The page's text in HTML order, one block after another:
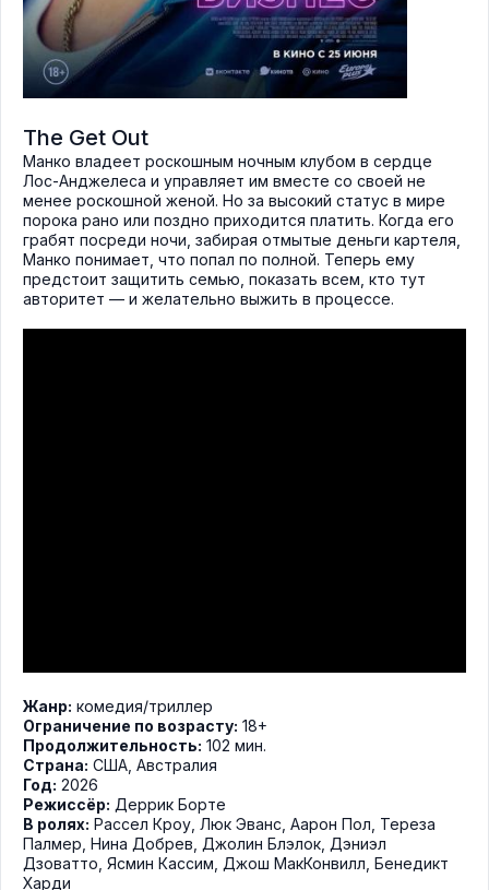
The Get Out
Манко владеет роскошным ночным клубом в сердце
Лос-Анджелеса и управляет им вместе со своей не
менее роскошной женой. Но за высокий статус в мире
порока рано или поздно приходится платить. Когда его
грабят посреди ночи, забирая отмытые деньги картеля,
Манко понимает, что попал по полной. Теперь ему
предстоит защитить семью, показать всем, кто тут
авторитет — и желательно выжить в процессе.
Жанр: комедия/триллер
Ограничение по возрасту: 18+
Продолжительность: 102 мин.
Страна: США, Австралия
Год: 2026
Режиссёр: Деррик Борте
В ролях: Рассел Кроу, Люк Эванс, Аарон Пол, Тереза
Палмер, Нина Добрев, Джолин Блэлок, Дэниэл
Дзоватто, Ясмин Кассим, Джош МакКонвилл, Бенедикт
Харди